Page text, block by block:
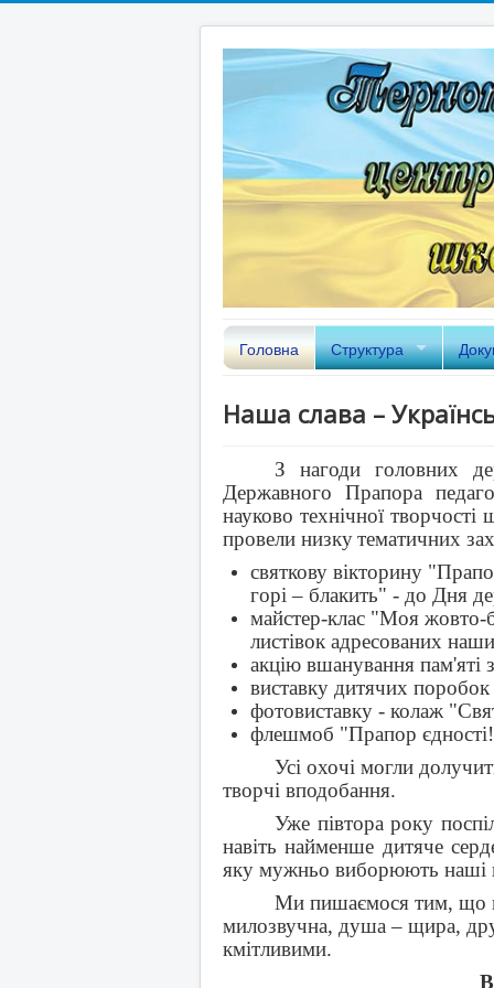
Головна Структура
Наша слава –
З нагоди головних
Державного Прапора
науково технічної творчості
провели низкутематичних
святкову вікторину
горі – блакить" - до Дня
майстер-клас "Моя жовто-
листівок адресованих
акцію вшанування пам'яті
виставку дитячих
фотовиставку - колаж
флешмоб "Прапор
Усі охочі могли
творчі вподобання.
Уже півтора року
навіть найменше дитяче
яку мужньо виборюють наші
Ми пишаємося тим, що
милозвучна, душа – щира,
кмітливими.